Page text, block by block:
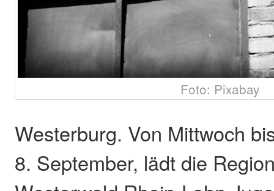
Foto: Pixabay
Westerburg. Von Mittwoch
8. September, lädt die